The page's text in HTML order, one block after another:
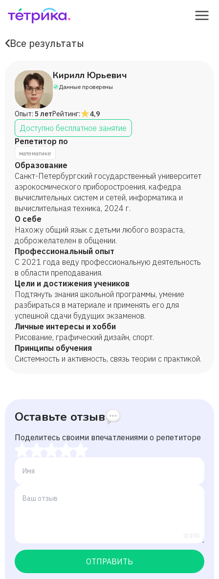
Все результаты
Кирилл Юрьевич
Данные проверены
Опыт: 5 летРейтинг: 4,9
Доступно бесплатное занятие
Репетитор по
математике
Образование
Санкт-Петербургский государственный университет
аэрокосмического приборостроения, кафедра
вычислительных систем и сетей, информатика и
вычислительная техника, 2024 г.
О себе
Нахожу общий язык с детьми любого возраста,
доброжелателен в общении.
Профессиональный опыт
С 2021 года веду профессиональную деятельность
в области преподавания.
Цели и достижения учеников
Подтянуть знания школьной программы, умение
разбираться в материале и применять его для
успешной сдачи будущих экзаменов.
Личные интересы и хобби
Рисование, графический дизайн, спорт.
Принципы обучения
Системность и активность, связь теории с практикой.
Оставьте отзыв
Поделитесь своими впечатлениями о репетиторе
0/200
ОТПРАВИТЬ